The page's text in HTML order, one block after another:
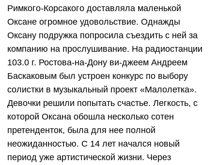
Римкого-Корсакого доставляла маленькой
Оксане огромное удовольствие. Однажды
Оксану подружка попросила съездить с ней за
компанию на прослушивание. На радиостанции
103.0 г. Ростова-на-Дону ви-джеем Андреем
Баскаковым был устроен конкурс по выбору
солистки в музыкальный проект «Малолетка».
Девочки решили попытать счастье. Легкость, с
которой Оксана обошла несколько сотен
претенденток, была для нее полной
неожиданностью. С 14 лет начался новый
период уже артистической жизни. Через